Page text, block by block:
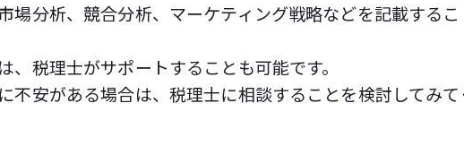
場分析、競合分析、マーケティング戦略などを記載する
、税理士がサポートすることも可能です。
不安がある場合は、税理士に相談することを検討してみ